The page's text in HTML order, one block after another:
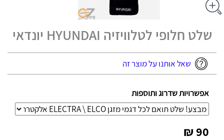
שלט חלופי לטלוויזיה HYUNDAI יונדאי
שאל אותנו על מוצר זה
אפשרויות שדרוג ותוספות
90 ₪